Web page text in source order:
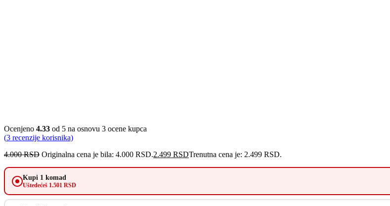
Ocenjeno 4.33 od 5 na osnovu 3 ocene kupca
(3 recenzije korisnika)
4.000RSD Originalna cena je bila: 4.000 RSD.2.499 RSDTrenutna cena je: 2.499 RSD.
Kupi 1 komad
Uštedećeš 1.501 RSD